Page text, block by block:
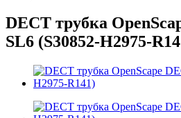
DECT трубка
SL6 (S30852-H2975-